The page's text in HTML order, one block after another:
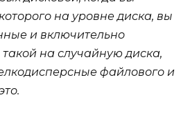
на уровне диска, вы
и включительно
на случайную диска,
файлового и